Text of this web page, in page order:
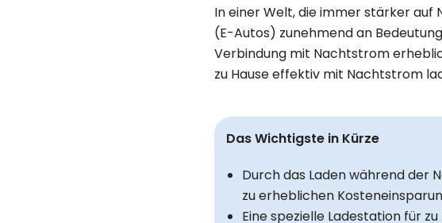
In einer Welt, die immer stärker auf
(E-Autos) zunehmend an
Verbindung mit Nachtstrom
zu Hause effektiv mit Nachtstrom
Das Wichtigste in Kürze
Durch das Laden während der
zu erheblichen
Eine spezielle Ladestation für